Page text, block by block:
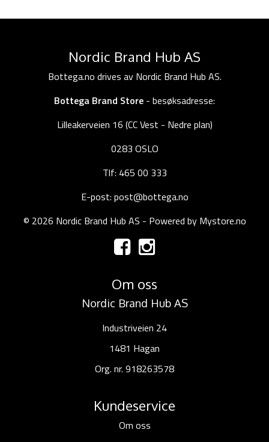
Nordic Brand Hub AS
Bottega.no drives av Nordic Brand Hub AS.
Bottega Brand Store - besøksadresse:
Lilleakerveien 16 (CC Vest - Nedre plan)
0283 OSLO
Tlf: 465 00 333
E-post: post@bottega.no
© 2026 Nordic Brand Hub AS - Powered by Mystore.no
Om oss
Nordic Brand Hub AS
Industriveien 24
1481 Hagan
Org. nr. 918263578
Kundeservice
Om oss